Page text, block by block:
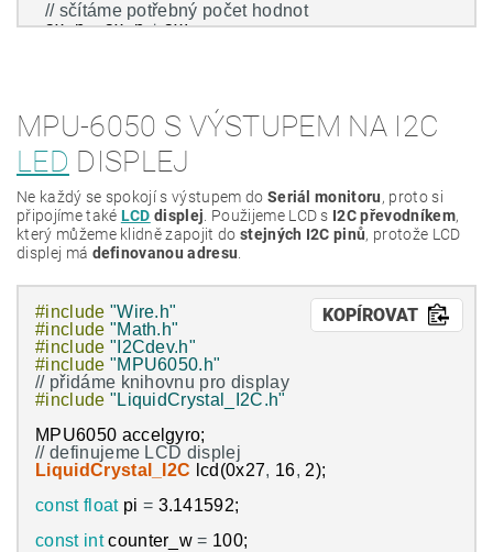
// sčítáme potřebný počet hodnot
ax_p = ax_p + ax;
counter ++ ;
// az bude mereni counter_w (100), tak:
if (counter == counter_w
//zjistíme průmerné hodnoty
x = ax_p/counter;
y = ay_p/counter;
z = az_p/counter;
// vypočteme sklon a náklon [°]
angle_x = atan2 + square(z) )/(pi
angle_y = atan2 x) + square(z)))/(pi/180
angle_z = atan2(z
// vynulujeme hodnoty
counter = 0;
ay_p = 0;
az_p = 0;
// hodnoty si vypíšme do portu
Serial.print(angle_x); Serial
print
Serial.println(angle_z);
MPU-6050 S VÝSTUPEM NA I2C
LED DISPLEJ
Ne každý se spokojí s výstupem do Seriál monitoru, proto si
připojíme také LCD displej. Použijeme LCD s I2C převodníkem,
který můžeme klidně zapojit do stejných I2C pinů, protože LCD
displej má definovanou adresu.
#include "Wire.h"
#include "Math.h"
#include "I2Cdev.h"
#include "MPU6050.h"
// přidáme knihovnu pro display
#include "LiquidCrystal_I2C.h"
MPU6050 accelgyro;
// definujeme LCD displej
LiquidCrystal_I2C lcd (0x27, 16, 2);
const float pi = 3.141592;
const int counter_w = 100;
KOPÍROVAT